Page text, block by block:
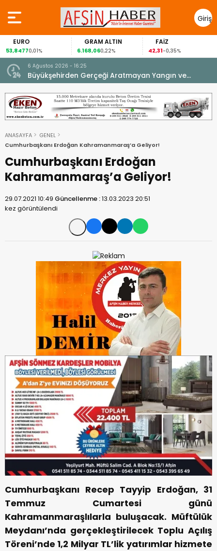
Giriş
Yap
EURO
53,84770,01%
GRAM ALTIN
6.168,060,22%
FAİZ
42,31-0,35%
6 Ağustos 2026 - 16:25
Büyükşehirden Gerçeği Aratmayan Yangın ve
Kurtarma Tatbikatı.
ANASAYFA
GENEL
Cumhurbaşkanı Erdoğan Kahramanmaraş’a Geliyor!
Cumhurbaşkanı Erdoğan
Kahramanmaraş’a Geliyor!
29.07.2021 10:49 Güncellenme :13.03.2023 20:51
kez görüntülendi
Cumhurbaşkanı Recep Tayyip Erdoğan, 31
Temmuz Cumartesi günü
Kahramanmaraşlılarla buluşacak. Müftülük
Meydanı’nda gerçekleştirilecek Toplu Açılış
Töreni’nde 1,2 Milyar TL’lik yatırımlar hizmete